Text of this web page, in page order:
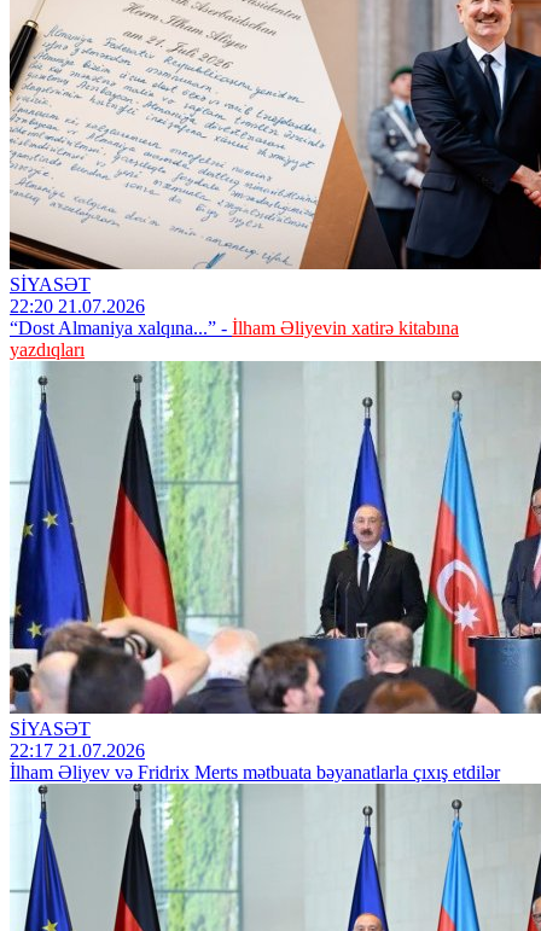
SİYASƏT
22:20 21.07.2026
“Dost Almaniya xalqına...” - İlham Əliyevin xatirə kitabına
yazdıqları
SİYASƏT
22:17 21.07.2026
İlham Əliyev və Fridrix Merts mətbuata bəyanatlarla çıxış etdilər